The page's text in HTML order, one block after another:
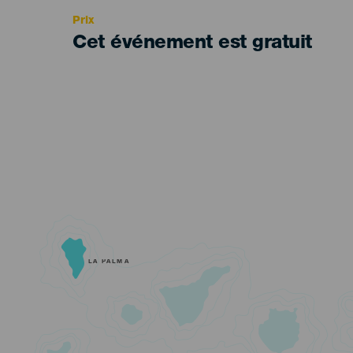
Prix
Cet événement est gratuit
LA PALMA